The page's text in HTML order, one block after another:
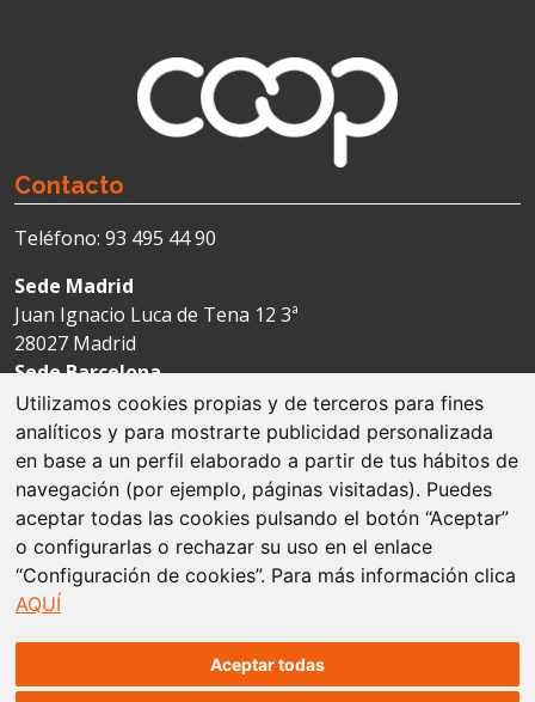
Utilizamos cookies propias y de terceros para fines
analíticos y para mostrarte publicidad personalizada
en base a un perfil elaborado a partir de tus hábitos de
navegación (por ejemplo, páginas visitadas). Puedes
aceptar todas las cookies pulsando el botón “Aceptar”
o configurarlas o rechazar su uso en el enlace
“Configuración de cookies”. Para más información clica
AQUÍ
Aceptar todas
Contacto
Teléfono: 93 495 44 90
Sede Madrid
Juan Ignacio Luca de Tena 12 3ª
28027 Madrid
Sede Barcelona
Avda. Josep Tarradellas 123-127 4ª
08029 Barcelona
Aviso legal
Política de cookies
Mapa web